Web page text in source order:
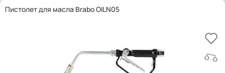
Пистолет для масла Brabo OILN05